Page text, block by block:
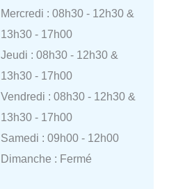
Mercredi : 08h30 - 12h30 &
13h30 - 17h00
Jeudi : 08h30 - 12h30 &
13h30 - 17h00
Vendredi : 08h30 - 12h30 &
13h30 - 17h00
Samedi : 09h00 - 12h00
Dimanche : Fermé